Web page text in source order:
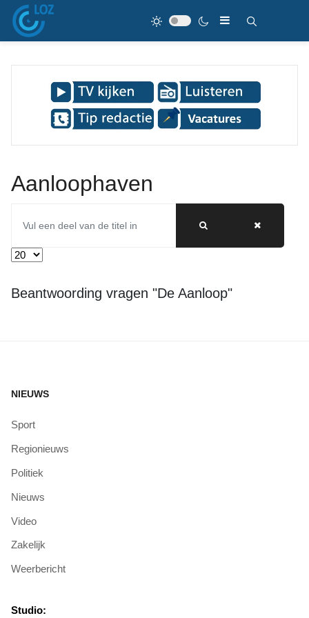
Aanloophaven
Toon #
Beantwoording vragen "De Aanloop"
NIEUWS
Sport
Regionieuws
Politiek
Nieuws
Video
Zakelijk
Weerbericht
Studio: